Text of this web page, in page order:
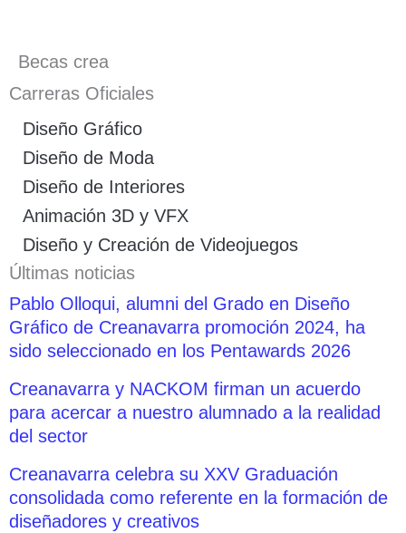
Becas crea
Carreras Oficiales
Diseño Gráfico
Diseño de Moda
Diseño de Interiores
Animación 3D y VFX
Diseño y Creación de Videojuegos
Últimas noticias
Pablo Olloqui, alumni del Grado en Diseño
Gráfico de Creanavarra promoción 2024, ha
sido seleccionado en los Pentawards 2026
Creanavarra y NACKOM firman un acuerdo
para acercar a nuestro alumnado a la realidad
del sector
Creanavarra celebra su XXV Graduación
consolidada como referente en la formación de
diseñadores y creativos